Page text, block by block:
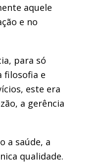
aquele
e no
para só
filosofia e
este era
a gerência
a saúde, a
qualidade.